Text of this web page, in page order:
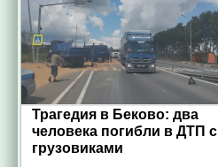
Трагедия в Беково: два
человека погибли в ДТП с
грузовиками